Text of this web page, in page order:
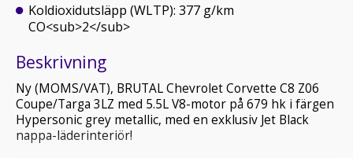
Koldioxidutsläpp (WLTP): 377 g/km
CO<sub>2</sub>
Beskrivning
Ny (MOMS/VAT), BRUTAL Chevrolet Corvette C8 Z06
Coupe/Targa 3LZ med 5.5L V8-motor på 679 hk i färgen
Hypersonic grey metallic, med en exklusiv Jet Black
nappa-läderinteriör!